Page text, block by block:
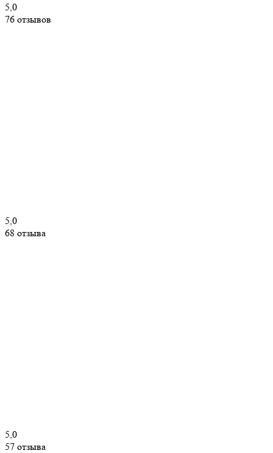
5,0
76 отзывов
5,0
68 отзыва
5,0
57 отзыва